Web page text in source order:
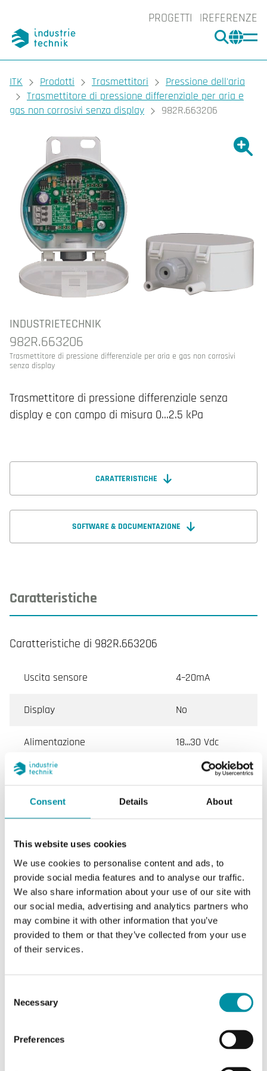
Consent Details About
This website uses cookies
We use cookies to personalise content and ads, to
provide social media features and to analyse our traffic.
We also share information about your use of our site with
our social media, advertising and analytics partners who
may combine it with other information that you’ve
provided to them or that they’ve collected from your use
of their services.
Selection
Necessary
Preferences
PROGETTI REFERENZE
CERCA
You are here:
ITK Prodotti Trasmettitori
Pressione dell'aria
Trasmettitore di pressione differenziale per aria e
gas non corrosivi senza display
982R.663206
INDUSTRIETECHNIK
982R.663206
Trasmettitore di pressione differenziale per aria e gas non corrosivi
senza display
Trasmettitore di pressione differenziale senza
display e con campo di misura 0…2.5 kPa
CARATTERISTICHE
SOFTWARE & DOCUMENTAZIONE
Caratteristiche
Caratteristiche di 982R.663206
Uscita sensore 4–20mA
Display No
Alimentazione 18...30 Vdc
Impedenza di carico uscita
20…500 Ω
Intervallo di misura della
Precisione, sensore di
pressione 1
< ±2% del
fondo scala %
Diff. max consentito sensore
di pressione 1
60 kPa
Tempo di risposta
Segnale di uscita